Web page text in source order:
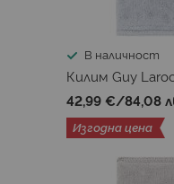
В наличност
Килим Guy
42,99 €/84,08
Изгодна цена